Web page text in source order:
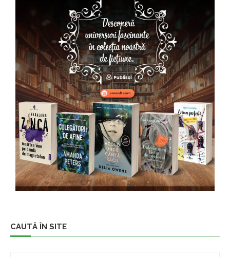
CAUTĂ ÎN SITE